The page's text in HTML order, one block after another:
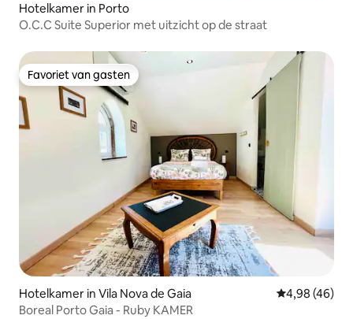
Hotelkamer in Porto
O.C.C Suite Superior met uitzicht op de straat
Favoriet van gasten
Favoriet van gasten
Hotelkamer in Vila Nova de Gaia Gemiddelde
4,98 (46)
Boreal Porto Gaia - Ruby KAMER